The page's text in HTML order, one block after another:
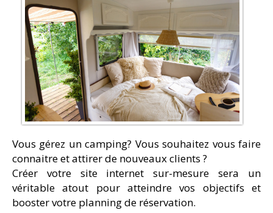
Vous gérez un camping? Vous souhaitez vous faire
connaitre et attirer de nouveaux clients ?
Créer votre site internet sur-mesure sera un
véritable atout pour atteindre vos objectifs et
booster votre planning de réservation.